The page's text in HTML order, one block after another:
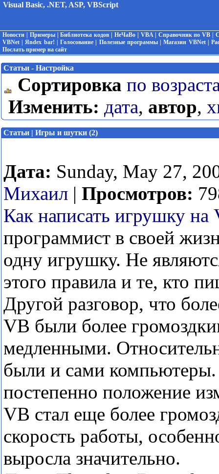
Visual Basic, .NET, ASP, VBScript
Новости Примеры|Библиотека кодов |НеЧаВо VBA| Справочник по VB |
VBNet |Яndex bar! |Голосование Полезные программы|Магазин VBNet|
Послать пример на сайт
Статьи - Настройка
Сортировка по
Изменить: дата, автор,
Статьи | Игры и шутки (2)
Дата: Sunday, May 27,
Михаил | Просмотров:
Как написать игрушку на
программист в своей
одну игрушку. Не
этого правила и те, кто
Другой разговор, что
VB были более
медленными.
были и сами
постепенно положение
VB стал еще более
скорость работы,
выросла значительно.